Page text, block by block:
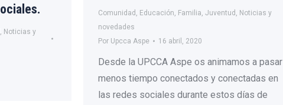
, Noticias y
Comunidad , Educación, Familia, Juventud , Noticias y
novedades
Por Upcca Aspe 16 abril, 2020
Desde la UPCCA Aspe os animamos a pasar
menos tiempo conectados y conectadas en
las redes sociales durante estos días de